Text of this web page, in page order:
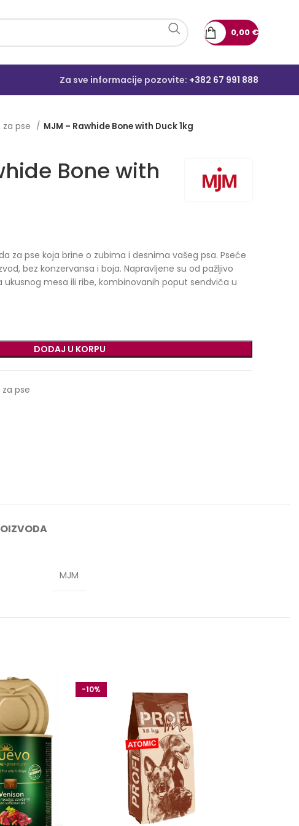
0,00 €
Za sve informacije pozovite: +382 67 991 888
za pse MJM – Rawhide Bone with Duck 1kg
Bone with
za pse koja brine o zubima i desnima vašeg psa. Pseće
bez konzervansa i boja. Napravljene su od pažljivo
ukusnog mesa ili ribe, kombinovanih poput sendviča u
DODAJ U KORPU
pse
MJM
-10%